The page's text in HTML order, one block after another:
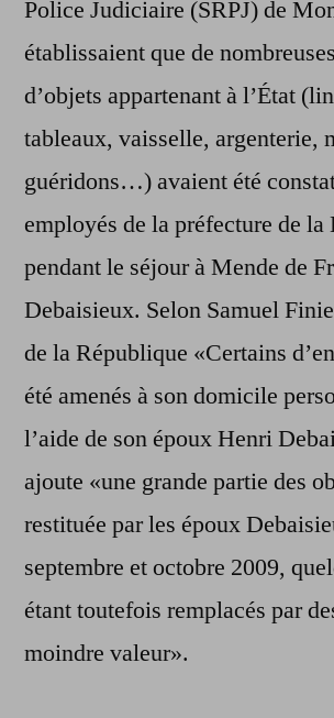
Police Judiciaire (SRPJ) de
établissaient que de
d’objets appartenant à l’État
tableaux, vaisselle, argenterie,
guéridons…) avaient été
employés de la préfecture de la
pendant le séjour à Mende de
Debaisieux. Selon Samuel
de la République «Certains
été amenés à son domicile
l’aide de son époux Henri
ajoute «une grande partie des
restituée par les époux
septembre et octobre 2009,
étant toutefois remplacés par
moindre valeur».